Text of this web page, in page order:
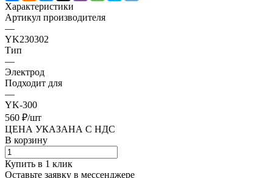
Характеристики
Артикул производителя
—
YK230302
Тип
—
Электрод
Подходит для
—
YK-300
560 ₽/шт
ЦЕНА УКАЗАНА С НДС
В корзину
Купить в 1 клик
Оставьте заявку в мессенджере